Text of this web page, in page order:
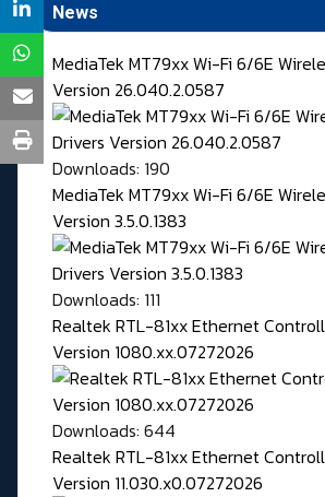
News
MediaTek MT79xx Wi-Fi 6/6E
Version 26.040.2.0587
Downloads: 190
MediaTek MT79xx Wi-Fi 6/6E
Version 3.5.0.1383
Downloads: 111
Realtek RTL-81xx Ethernet
Version 1080.xx.07272026
Downloads: 644
Realtek RTL-81xx Ethernet
Version 11.030.x0.07272026